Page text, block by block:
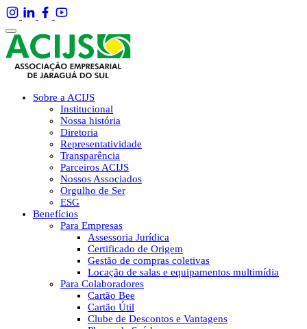
Sobre a ACIJS
Institucional
Nossa história
Diretoria
Representatividade
Transparência
Parceiros ACIJS
Nossos Associados
Orgulho de Ser
ESG
Benefícios
Para Empresas
Assessoria Jurídica
Certificado de Origem
Gestão de compras coletivas
Locação de salas e equipamentos multimídia
Para Colaboradores
Cartão Bee
Cartão Útil
Clube de Descontos e Vantagens